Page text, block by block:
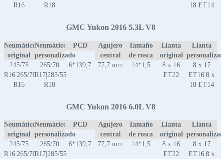
R16
R18
18 ET14
GMC Yukon 2016 5.3L V8
Neumático
original
Neumático
personalizado
PCD
Agujero
central
Tamaño
de rosca
Llanta
original
Llanta
245/75
R16|265/70
R16
265/70
R17|285/55
R18
6*139,7 77,7 mm 14*1,5
8 x 16
ET22
8 x 17
ET16|8 x
18 ET14
GMC Yukon 2016 6.0L V8
Neumático
original
Neumático
personalizado
PCD
Agujero
central
Tamaño
de rosca
Llanta
original
Llanta
245/75
R16|265/70
265/70
R17|285/55
6*139,7 77,7 mm 14*1,5
8 x 16
ET22
8 x 17
ET16|8 x